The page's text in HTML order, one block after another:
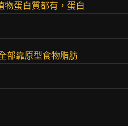
物蛋白質都有，蛋白
部靠原型食物脂肪